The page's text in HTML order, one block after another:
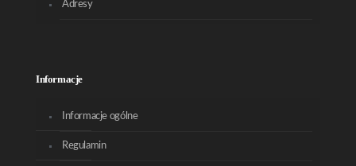
Adresy
Informacje
Informacje ogólne
Regulamin